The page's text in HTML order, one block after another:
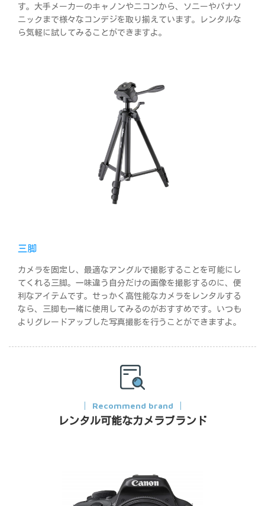
す。大手メーカーのキャノンやニコンから、ソニーやパナソ
ニックまで様々なコンデジを取り揃えています。レンタルな
ら気軽に試してみることができますよ。
三脚
カメラを固定し、最適なアングルで撮影することを可能にし
てくれる三脚。一味違う自分だけの画像を撮影するのに、便
利なアイテムです。せっかく高性能なカメラをレンタルする
なら、三脚も一緒に使用してみるのがおすすめです。いつも
よりグレードアップした写真撮影を行うことができますよ。
Recommend brand
レンタル可能なカメラブランド